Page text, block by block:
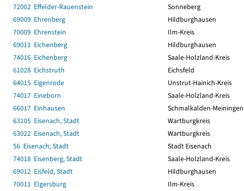
72002 Effelder-Rauenstein
Sonneberg
69009 Ehrenberg
Hildburghausen
70009 Ehrenstein
Ilm-Kreis
69011 Eichenberg
Hildburghausen
74016 Eichenberg
Saale-Holzland-Kreis
61028 Eichstruth
Eichsfeld
64015 Eigenrode
Unstrut-Hainich-Kreis
74017 Eineborn
Saale-Holzland-Kreis
66017 Einhausen
Schmalkalden-Meiningen
63105 Eisenach, Stadt
Wartburgkreis
63022 Eisenach, Stadt
Wartburgkreis
56 Eisenach, Stadt
Stadt Eisenach
74018 Eisenberg, Stadt
Saale-Holzland-Kreis
69012 Eisfeld, Stadt
Hildburghausen
70011 Elgersburg
Ilm-Kreis